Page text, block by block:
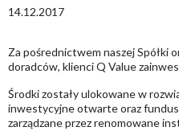
14.12.2017
Za pośrednictwem naszej Spółki
doradców, klienci Q Value
Środki zostały ulokowane w
inwestycyjne otwarte oraz
zarządzane przez renomowane